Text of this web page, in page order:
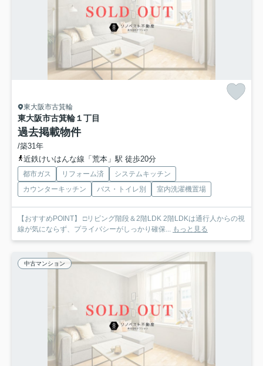
東大阪市古箕輪
東大阪市古箕輪１丁目
過去掲載物件
/築31年
近鉄けいはんな線「荒本」駅 徒歩20分
都市ガス リフォーム済
システムキッチン
カウンターキッチン
バス・トイレ別 室内洗濯機置場
【おすすめPOINT】 □リビング階段＆2階LDK 2階LDKは通行人からの視
線が気にならず、プライバシーがしっかり確保... もっと見る
中古マンション